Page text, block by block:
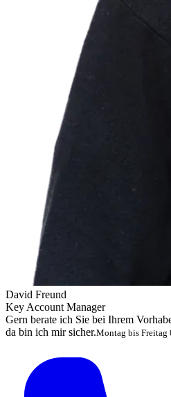
David Freund
Key Account Manager
Gern berate ich Sie bei Ihrem
da bin ich mir sicher.Montag bis Freitag